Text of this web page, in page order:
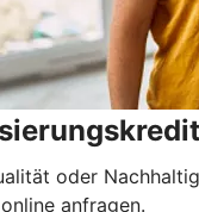
oder
anfragen.